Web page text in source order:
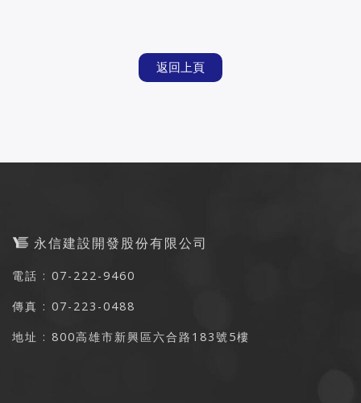
返回上頁
永信建設開發股份有限公司
電話 : 07-222-9460
傳真 : 07-223-0488
地址 : 800高雄市新興區六合路183號5樓